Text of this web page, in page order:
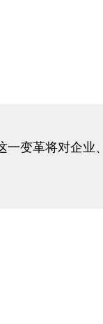
一变革将对企